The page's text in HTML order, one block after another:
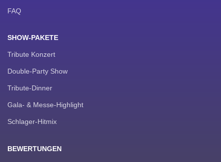
FAQ
SHOW-PAKETE
Tribute Konzert
Double-Party Show
Tribute-Dinner
Gala- & Messe-Highlight
Schlager-Hitmix
BEWERTUNGEN